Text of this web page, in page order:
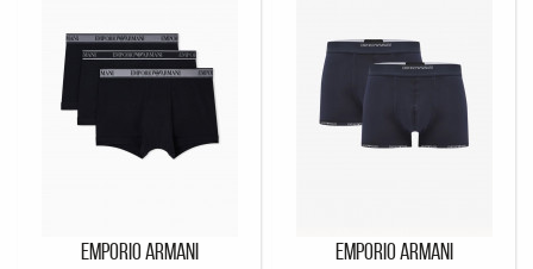
EMPORIO ARMANI
EMPORIO ARMANI